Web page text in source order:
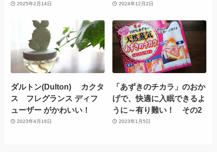
2025年2月14日 2024年12月2日
ダルトン(Dulton) カクタ
ス フレグランス ディフ
ューザー がかわいい！
2023年4月16日
「あずきのチカラ」のおか
げで、快適に入眠できるよ
うに～有り難い！ その2
2023年1月5日